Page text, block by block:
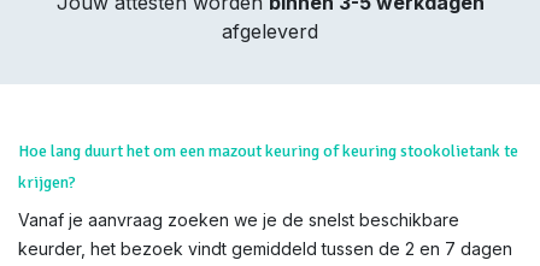
afgeleverd
Hoe lang duurt het om een mazout keuring of keuring stookolietank te
krijgen?
Vanaf je aanvraag zoeken we je de snelst beschikbare
keurder, het bezoek vindt gemiddeld tussen de 2 en 7 dagen